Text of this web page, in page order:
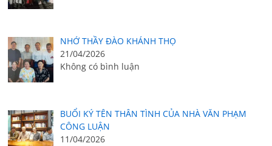
NHỚ THẦY ĐÀO KHÁNH THỌ
21/04/2026
Không có bình luận
BUỔI KÝ TÊN THÂN TÌNH CỦA NHÀ VĂN PHẠM
CÔNG LUẬN
11/04/2026